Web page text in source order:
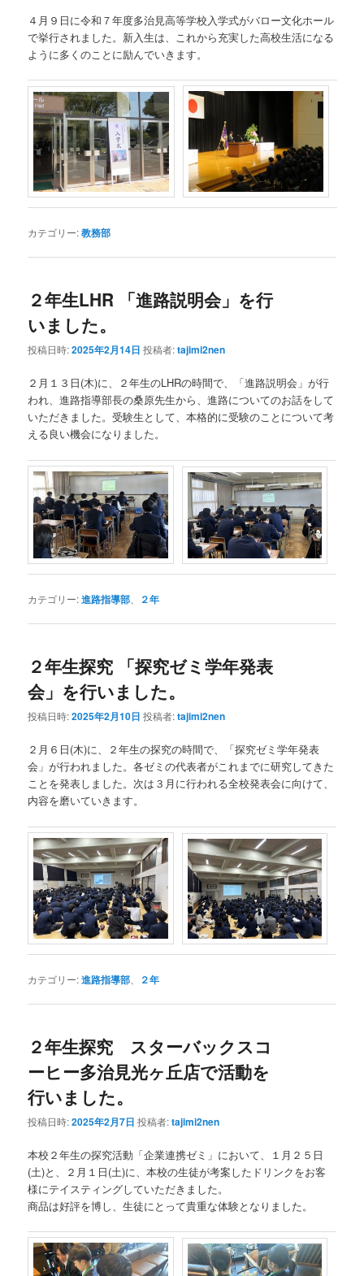
４月９日に令和７年度多治見高等学校入学式がバロー文化ホール
で挙行されました。新入生は、これから充実した高校生活になる
ように多くのことに励んでいきます。
カテゴリー:教務部
２年生LHR 「進路説明会」を行
いました。
投稿日時:2025年2月14日 投稿者:tajimi2nen
２月１３日(木)に、２年生のLHRの時間で、「進路説明会」が行
われ、進路指導部長の桑原先生から、進路についてのお話をして
いただきました。受験生として、本格的に受験のことについて考
える良い機会になりました。
カテゴリー:進路指導部 ２年
２年生探究 「探究ゼミ学年発表
会」を行いました。
投稿日時:2025年2月10日 投稿者:tajimi2nen
２月６日(木)に、２年生の探究の時間で、「探究ゼミ学年発表
会」が行われました。各ゼミの代表者がこれまでに研究してきた
ことを発表しました。次は３月に行われる全校発表会に向けて、
内容を磨いていきます。
カテゴリー:進路指導部 ２年
２年生探究 スターバックスコ
ーヒー多治見光ヶ丘店で活動を
行いました。
投稿日時:2025年2月7日 投稿者:tajimi2nen
本校２年生の探究活動「企業連携ゼミ」において、１月２５日
(土)と、２月１日(土)に、本校の生徒が考案したドリンクをお客
様にテイスティングしていただきました。
商品は好評を博し、生徒にとって貴重な体験となりました。